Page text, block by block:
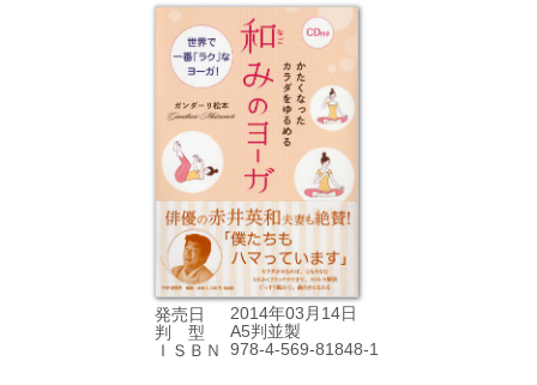
発売日
2014年03月14日
判 型
A5判並製
ＩＳＢＮ
978-4-569-81848-1